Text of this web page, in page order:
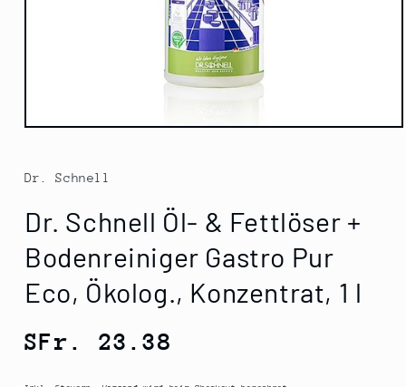
Medien
Modal
öffnen
Dr. Schnell
Dr. Schnell Öl- & Fettlöser +
Bodenreiniger Gastro Pur
Eco, Ökolog., Konzentrat, 1 l
Normaler
SFr. 23.38